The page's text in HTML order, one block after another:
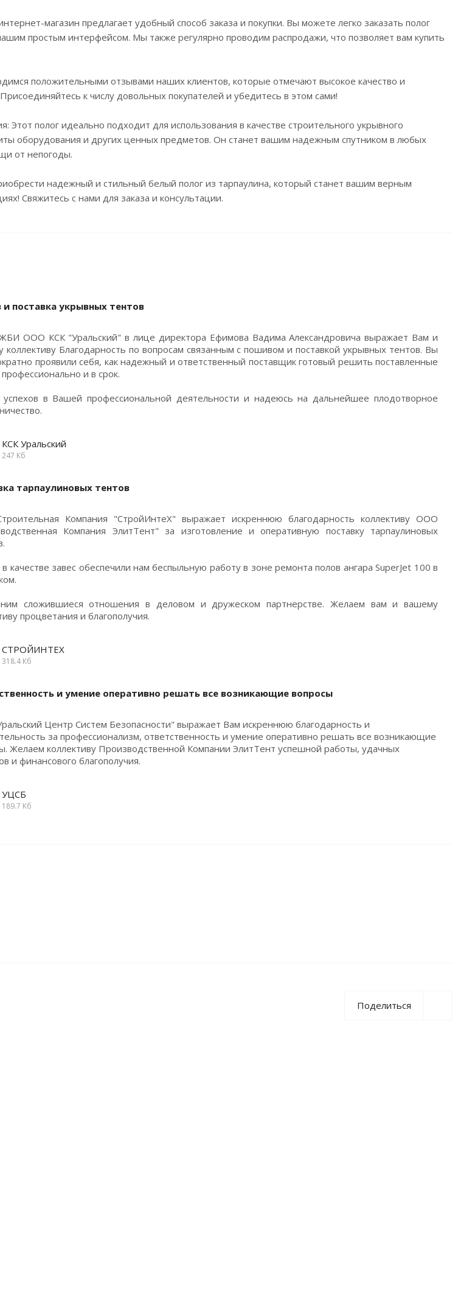
магазин предлагает удобный способ заказа и покупки. Вы можете легко заказать полог
простым интерфейсом. Мы также регулярно проводим распродажи, что позволяет вам купить
положительными отзывами наших клиентов, которые отмечают высокое качество и
к числу довольных покупателей и убедитесь в этом сами!
Этот полог идеально подходит для использования в качестве строительного укрывного
оборудования и других ценных предметов. Он станет вашим надежным спутником в любых
от непогоды.
надежный и стильный белый полог из тарпаулина, который станет вашим верным
Свяжитесь с нами для заказа и консультации.
поставка укрывных тентов
ООО КСК "Уральский" в лице директора Ефимова Вадима Александровича выражает Вам и
коллективу Благодарность по вопросам связанным с пошивом и поставкой укрывных тентов. Вы
проявили себя, как надежный и ответственный поставщик готовый решить поставленные
и в срок.
в Вашей профессиональной деятельности и надеюсь на дальнейшее плодотворное
КСК Уральский
247 Кб
тарпаулиновых тентов
Компания "СтройИнтеХ" выражает искреннюю благодарность коллективу ООО
Компания ЭлитТент" за изготовление и оперативную поставку тарпаулиновых
качестве завес обеспечили нам беспыльную работу в зоне ремонта полов ангара SuperJet 100 в
сложившиеся отношения в деловом и дружеском партнерстве. Желаем вам и вашему
процветания и благополучия.
СТРОЙИНТЕХ
318.4 Кб
и умение оперативно решать все возникающие вопросы
Центр Систем Безопасности" выражает Вам искреннюю благодарность и
за профессионализм, ответственность и умение оперативно решать все возникающие
Желаем коллективу Производственной Компании ЭлитТент успешной работы, удачных
и финансового благополучия.
УЦСБ
189.7 Кб
Поделиться